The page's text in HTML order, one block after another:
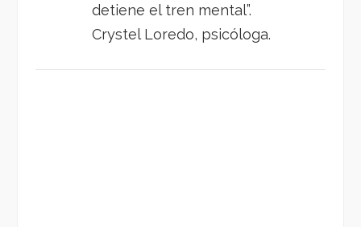
detiene el tren mental”.
Crystel Loredo, psicóloga.